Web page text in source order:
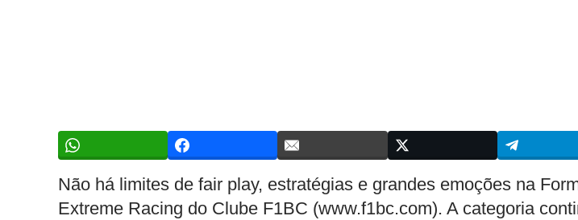
Não há limites de fair play, estratégias e grandes emoções na
Extreme Racing do Clube F1BC (www.f1bc.com). A categoria